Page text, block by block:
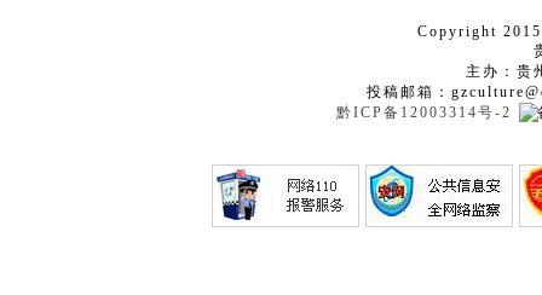
Copyright
主办：贵
投稿邮箱：
黔ICP备12003314号-2